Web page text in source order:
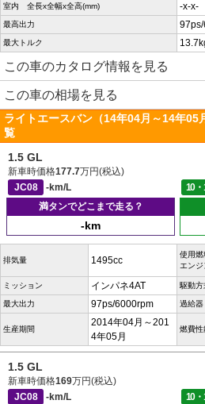
室内 全長x全幅x全高(mm) -x-x-
最高出力
最大トルク
この車のカタログ情報を見る
この車の相場を見る
ライトエースバン（14年04月～14年05
覧
1.5 GL
新車時価格177.7万円(税込)
JC08
-km/L 10
満タンでどこまで走る？
-km
排気量 1495cc
使用燃
エンジ
ミッション インパネ4AT 駆動方
最大出力 97ps/6000rpm 過給器
生産期間
2014年04月～201
4年05月
燃費性
1.5 GL
新車時価格169万円(税込)
JC08
-km/L 10